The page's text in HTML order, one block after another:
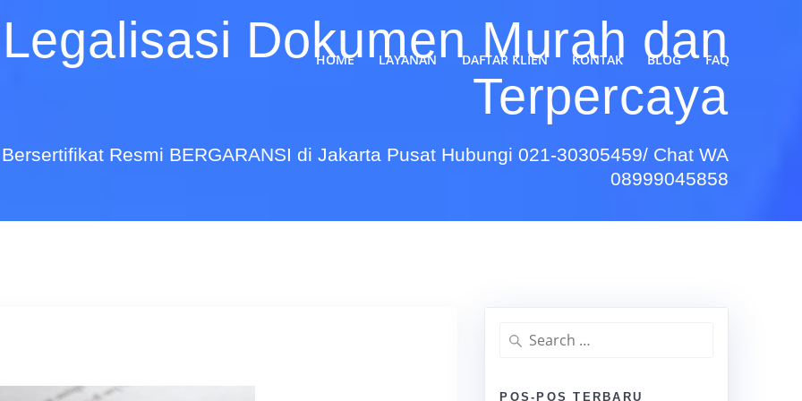
HOME LAYANAN DAFTAR KLIEN KONTAK BLOG FAQ
Dokumen Murah dan
Terpercaya
Resmi BERGARANSI di Jakarta Pusat Hubungi 021-30305459/ Chat WA
08999045858
Search
for:
POS-POS TERBARU